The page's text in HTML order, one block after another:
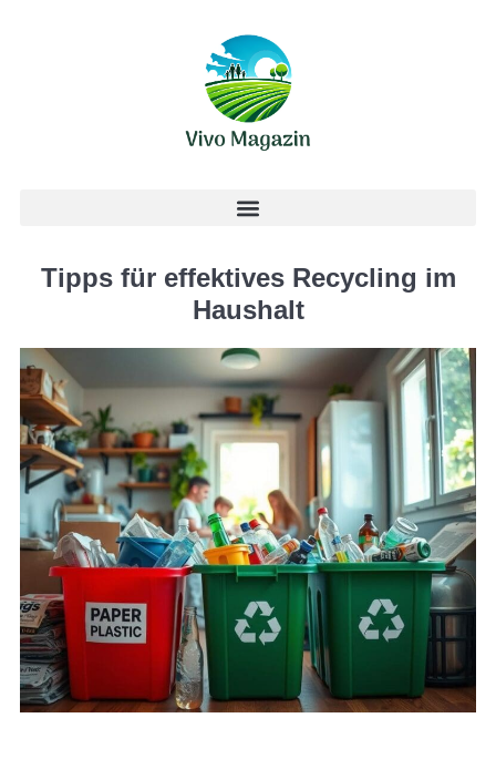
Tipps für effektives Recycling im
Haushalt